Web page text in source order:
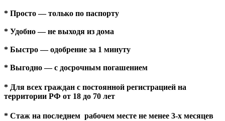
* Просто — только по паспорту
* Удобно — не выходя из дома
* Быстро — одобрение за 1 минуту
* Выгодно — с досрочным погашением
* Для всех граждан с постоянной регистрацией на
территории РФ от 18 до 70 лет
* Стаж на последнем рабочем месте не менее 3-х месяцев